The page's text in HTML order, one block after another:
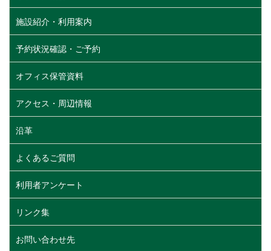
施設紹介・利用案内
予約状況確認・ご予約
オフィス保管資料
アクセス・周辺情報
沿革
よくあるご質問
利用者アンケート
リンク集
お問い合わせ先